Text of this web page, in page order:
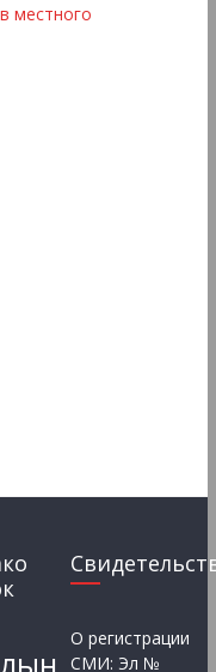
местного
О регистрации
СМИ: Эл №